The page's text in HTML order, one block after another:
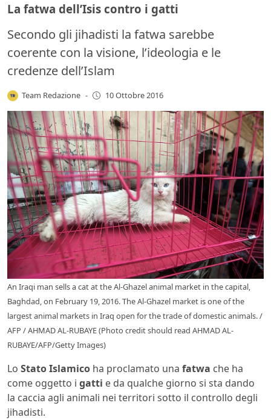
La fatwa dell’Isis contro i gatti
Secondo gli jihadisti la fatwa sarebbe
coerente con la visione, l’ideologia e le
credenze dell’Islam
Team Redazione - 10 Ottobre 2016
An Iraqi man sells a cat at the Al-Ghazel animal market in the capital,
Baghdad, on February 19, 2016. The Al-Ghazel market is one of the
largest animal markets in Iraq open for the trade of domestic animals. /
AFP / AHMAD AL-RUBAYE (Photo credit should read AHMAD AL-
RUBAYE/AFP/Getty Images)
Lo Stato Islamico ha proclamato una fatwa che ha
come oggetto i gatti e da qualche giorno si sta dando
la caccia agli animali nei territori sotto il controllo degli
jihadisti.